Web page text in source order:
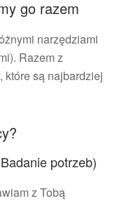
go razem
narzędziami
Razem z
które są najbardziej
potrzeb)
z Tobą